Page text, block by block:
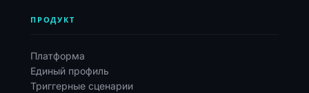
ПРОДУКТ
Платформа
Единый профиль
Триггерные сценарии